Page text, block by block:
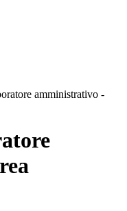
amministrativo -